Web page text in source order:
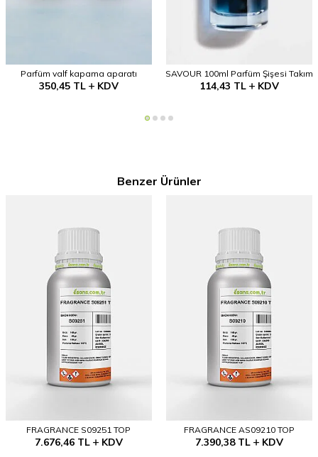
Parfüm valf kapama aparatı
350,45TL KDV
SAVOUR 100ml Parfüm Şişesi Takım
114,43 TL KDV
Benzer Ürünler
FRAGRANCE S09251 TOP
7.676,46TL KDV
FRAGRANCE AS09210 TOP
7.390,38TL KDV